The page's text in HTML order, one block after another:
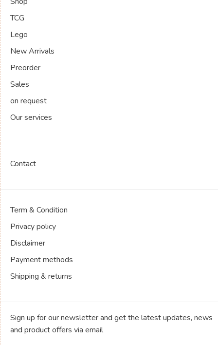
TCG
Lego
New Arrivals
Preorder
Sales
on request
Our services
Contact
Term & Condition
Privacy policy
Disclaimer
Payment methods
Shipping & returns
Sign up for our newsletter and get the latest updates, news
and product offers via email